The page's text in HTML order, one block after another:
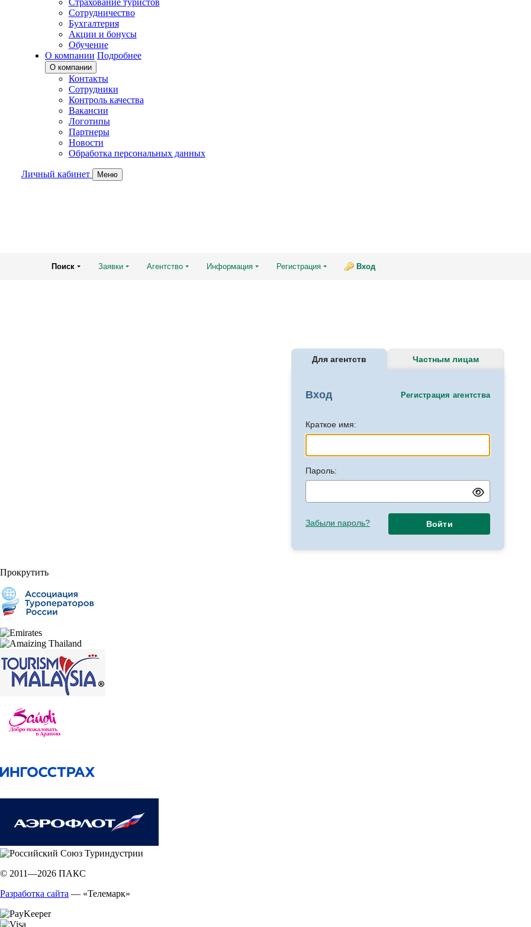
Страхование туристов
Сотрудничество
Бухгалтерия
Акции и бонусы
Обучение
О компании Подробнее
О компании
Контакты
Сотрудники
Контроль качества
Вакансии
Логотипы
Партнеры
Новости
Обработка персональных данных
Личный кабинет Меню
Поиск Заявки Агентство Информация Регистрация Вход
Для агентств Частным лицам
Вход Регистрация агентства
Краткое имя:
Пароль:
Забыли пароль? Войти
Прокрутить
© 2011—2026 ПАКС
Разработка сайта — «Телемарк»